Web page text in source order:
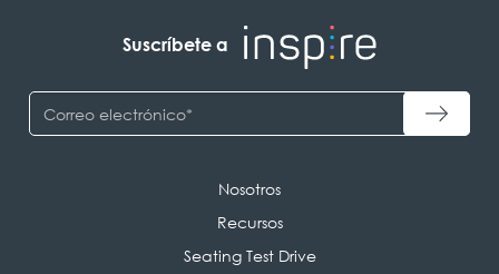
Suscríbete a
Nosotros
Recursos
Seating Test Drive